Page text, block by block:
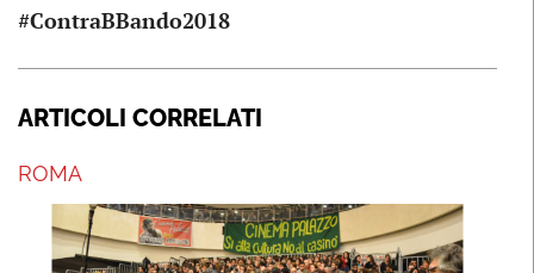
#ContraBBando2018
ARTICOLI CORRELATI
ROMA